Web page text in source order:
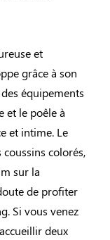
et
grâce à son
équipements
et le poêle à
et intime. Le
coussins colorés,
sur la
de profiter
Si vous venez
deux